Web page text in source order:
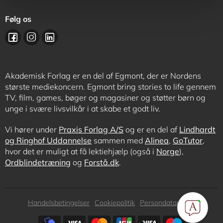
Følg os
Akademisk Forlag er en del af Egmont, der er Nordens
største mediekoncern. Egmont bring stories to life gennem
TV, film, games, bøger og magasiner og støtter børn og
unge i svære livsvilkår i at skabe et godt liv.
Vi hører under Praxis Forlag A/S og er en del af Lindhardt
og Ringhof Uddannelse sammen med Alinea, GoTutor,
hvor det er muligt at få lektiehjælp (også i Norge),
Ordblindetræning og Forstå.dk.
Subfooter
Handelsbetingelser Cookiepolitik
Persondatapolitik
Subfooter